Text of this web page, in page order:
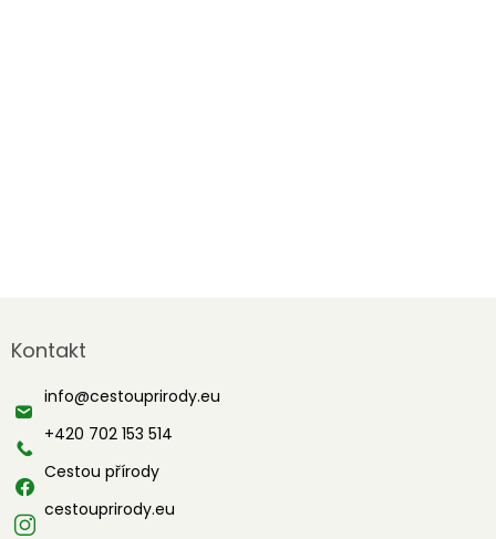
p
t
Kontakt
info@cestouprirody.eu
+420 702 153 514
Cestou přírody
cestouprirody.eu